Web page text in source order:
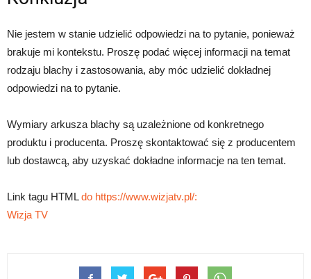
Nie jestem w stanie udzielić odpowiedzi na to pytanie, ponieważ
brakuje mi kontekstu. Proszę podać więcej informacji na temat
rodzaju blachy i zastosowania, aby móc udzielić dokładnej
odpowiedzi na to pytanie.
Wymiary arkusza blachy są uzależnione od konkretnego
produktu i producenta. Proszę skontaktować się z producentem
lub dostawcą, aby uzyskać dokładne informacje na ten temat.
Link tagu HTMLdo https://www.wizjatv.pl/:
Wizja TV